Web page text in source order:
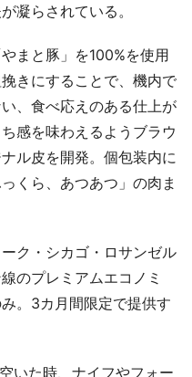
凝らされている。
まと豚」を100%を使用
きにすることで、機内で
、食べ応えのある仕上が
感を味わえるようブラウ
ル皮を開発。個包装内に
くら、あつあつ」の肉ま
ク・シカゴ・ロサンゼル
のプレミアムエコノミ
。3カ月間限定で提供す
いた時、ナイフやフォー